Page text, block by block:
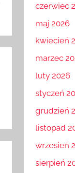
czerwiec
maj 2026
kwiecień
marzec
luty 2026
styczeń
grudzień
listopad
wrzesień
sierpień